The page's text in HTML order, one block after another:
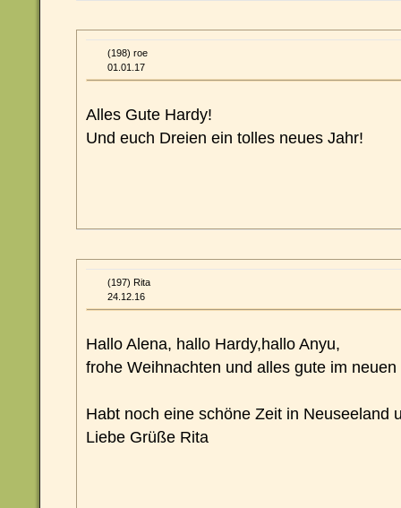
(198) roe
01.01.17
Alles Gute Hardy!
Und euch Dreien ein tolles neues Jahr!
(197) Rita
24.12.16
Hallo Alena, hallo Hardy,hallo Anyu,
frohe Weihnachten und alles gute im neuen
Habt noch eine schöne Zeit in Neuseeland
Liebe Grüße Rita